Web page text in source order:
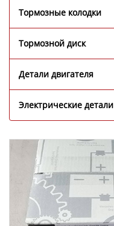
Тормозные колодки
Тормозной диск
Детали двигателя
Электрические детали